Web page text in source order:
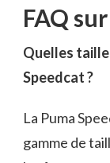
FAQ
Quelles
Speedcat ?
La Puma
gamme de